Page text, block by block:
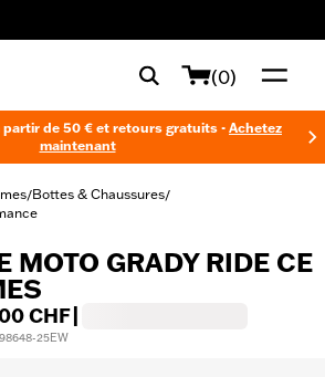
(0)
de 50 € et retours gratuits - Achetez
maintenant
/Bottes & Chaussures/
MOTO GRADY RIDE CE
CHF
25EW